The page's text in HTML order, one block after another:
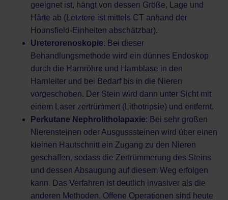
geeignet ist, hängt von dessen Größe, Lage und
Härte ab (Letztere ist mittels CT anhand der
Hounsfield-Einheiten abschätzbar).
Ureterorenoskopie: Bei dieser
Behandlungsmethode wird ein dünnes Endoskop
durch die Harnröhre und Harnblase in den
Harnleiter und bei Bedarf bis in die Nieren
vorgeschoben. Der Stein wird dann unter Sicht mit
einem Laser zertrümmert (Lithotripsie) und entfernt.
Perkutane Nephrolitholapaxie: Bei sehr großen
Nierensteinen oder Ausgusssteinen wird über einen
kleinen Hautschnitt ein Zugang zu den Nieren
geschaffen, sodass die Zertrümmerung des Steins
und dessen Absaugung auf diesem Weg erfolgen
kann. Das Verfahren ist deutlich invasiver als die
anderen Methoden. Offene Operationen sind heute